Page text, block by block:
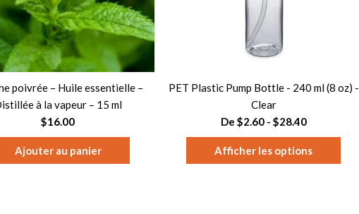
poivrée – Huile essentielle –
à la vapeur – 15 ml
$16.00
PET Plastic Pump Bottle - 240 ml (8 oz) -
Clear
De $2.60 - $28.40
Afficher les options